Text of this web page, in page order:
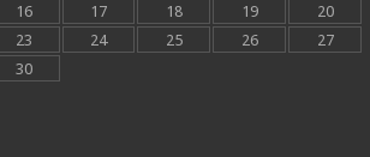
16 17 18 19
20
23 24 25 26
27
30